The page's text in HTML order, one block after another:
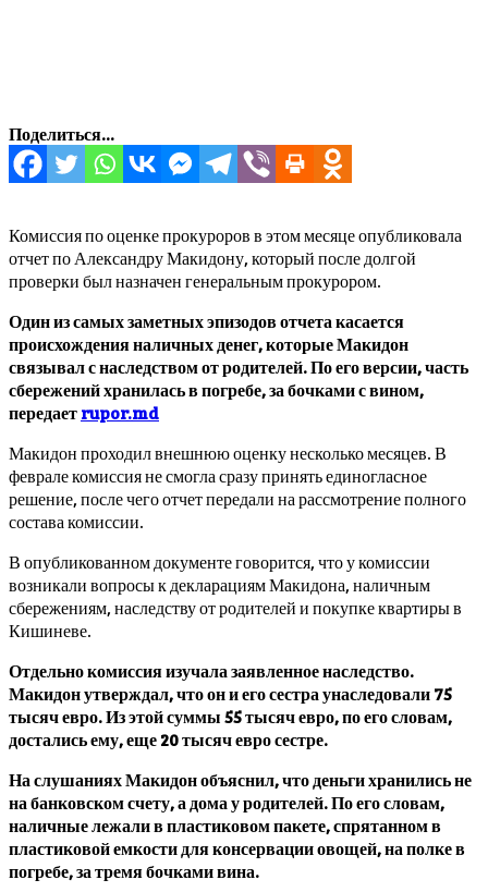
Поделиться...
Комиссия по оценке прокуроров в этом месяце опубликовала
отчет по Александру Макидону, который после долгой
проверки был назначен генеральным прокурором.
Один из самых заметных эпизодов отчета касается
происхождения наличных денег, которые Макидон
связывал с наследством от родителей. По его версии, часть
сбережений хранилась в погребе, за бочками с вином,
передаетrupor.md
Макидон проходил внешнюю оценку несколько месяцев. В
феврале комиссия не смогла сразу принять единогласное
решение, после чего отчет передали на рассмотрение полного
состава комиссии.
В опубликованном документе говорится, что у комиссии
возникали вопросы к декларациям Макидона, наличным
сбережениям, наследству от родителей и покупке квартиры в
Кишиневе.
Отдельно комиссия изучала заявленное наследство.
Макидон утверждал, что он и его сестра унаследовали 75
тысяч евро. Из этой суммы 55 тысяч евро, по его словам,
достались ему, еще 20 тысяч евро сестре.
На слушаниях Макидон объяснил, что деньги хранились не
на банковском счету, а дома у родителей. По его словам,
наличные лежали в пластиковом пакете, спрятанном в
пластиковой емкости для консервации овощей, на полке в
погребе, за тремя бочками вина.